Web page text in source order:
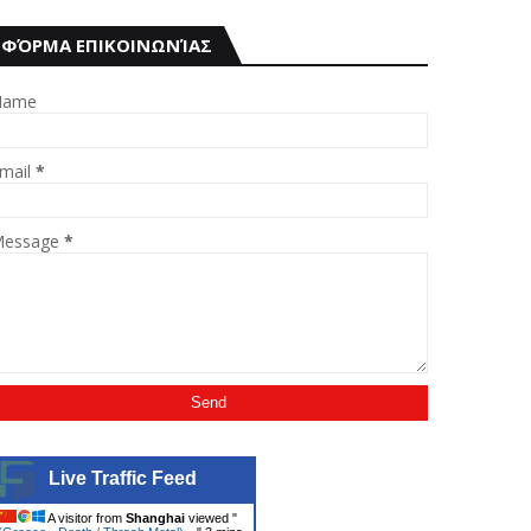
ΦΌΡΜΑ ΕΠΙΚΟΙΝΩΝΊΑΣ
*
*
Live Traffic Feed
A visitor from Shanghai viewed "